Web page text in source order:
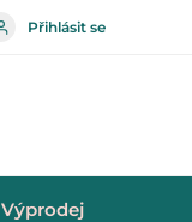
Přihlásit se
Výprodej